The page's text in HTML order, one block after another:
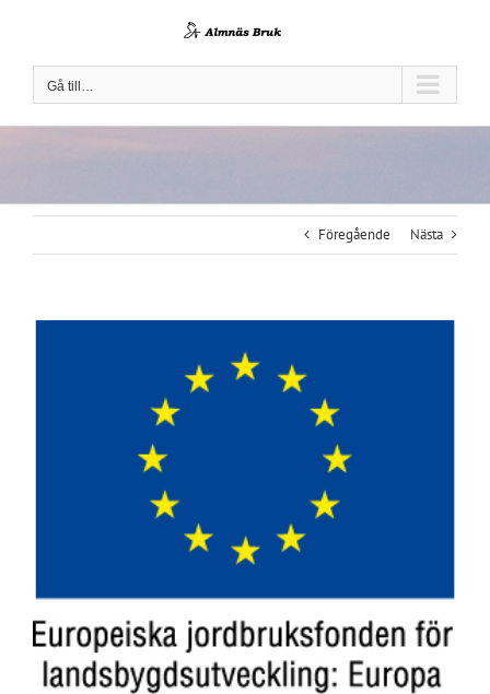
Gå till…
Föregående Nästa